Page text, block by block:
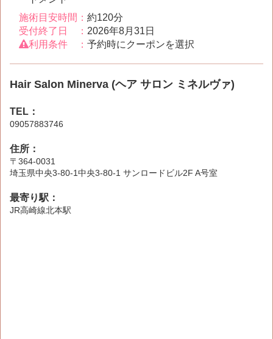
施術目安時間： 約120分
受付終了日 ： 2026年8月31日
利用条件 ： 予約時にクーポンを選択
Hair Salon Minerva (ヘア サロン ミネルヴァ)
TEL：
09057883746
住所：
〒364-0031
埼玉県中央3-80-1中央3-80-1 サンロードビル2F A号室
最寄り駅：
JR高崎線北本駅